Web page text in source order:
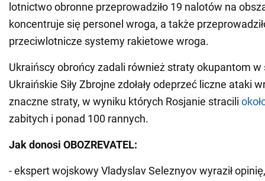
lotnictwo obronne przeprowadziło 19 nalotów na
koncentruje się personel wroga, a także
przeciwlotnicze systemy rakietowe wroga.
Ukraińscy obrońcy zadali również straty okupantom
Ukraińskie Siły Zbrojne zdołały odeprzeć liczne ataki
znaczne straty, w wyniku których Rosjanie stracili
zabitych i ponad 100 rannych.
Jak donosi OBOZREVATEL:
- ekspert wojskowy Vladyslav Seleznyov wyraził